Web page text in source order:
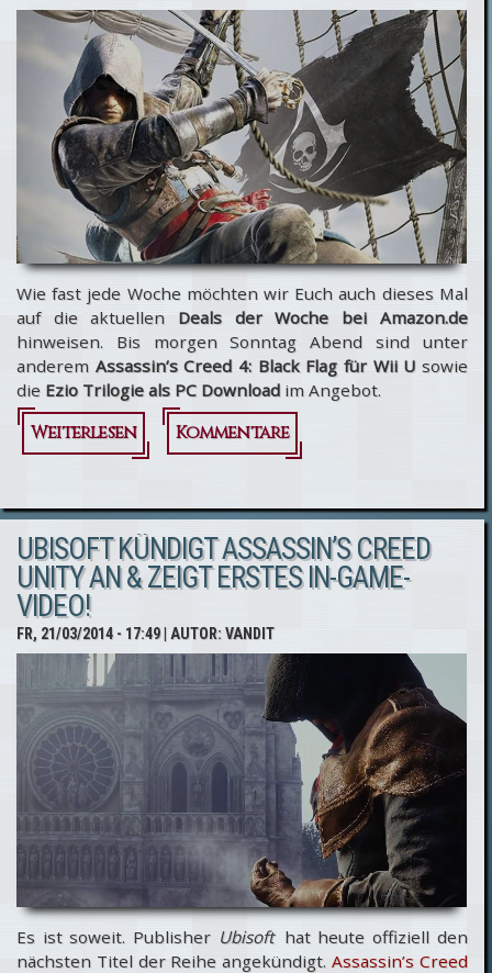
Grafik
top,
aber
auch in
der
finalen
Version?
Wie fast jede Woche möchten wir Euch auch dieses Mal
auf die aktuellen Deals der Woche bei Amazon.de
hinweisen. Bis morgen Sonntag Abend sind unter
anderem Assassin’s Creed 4: Black Flag für Wii Usowie
die Ezio Trilogie als PC Downloadim Angebot.
Weiterlesen
über
Creed 4:
Black Flag
für Wii U &
Ezio
Trilogie
Amazon.de-
Deal der
Woche
Kommentare
UBISOFT KÜNDIGT ASSASSIN’S CREED
UNITY AN & ZEIGT ERSTES IN-GAME-
VIDEO!
FR, 21/03/2014 - 17:49| AUTOR:VANDIT
Es ist soweit. Publisher Ubisofthat heute offiziell den
nächsten Titel der Reihe angekündigt.Assassin’s Creed